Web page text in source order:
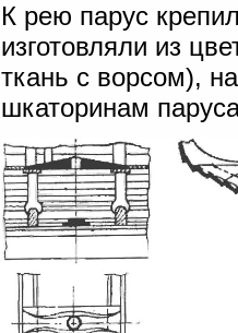
К рею парус
изготовляли из
ткань с ворсом),
шкаторинам